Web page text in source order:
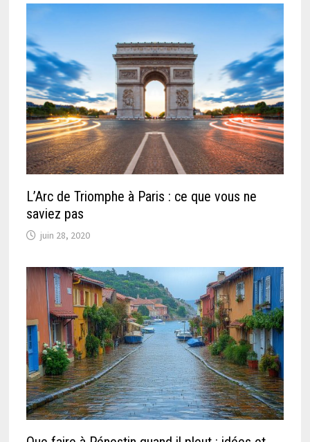
L’Arc de Triomphe à Paris : ce que vous ne
saviez pas
juin 28, 2020